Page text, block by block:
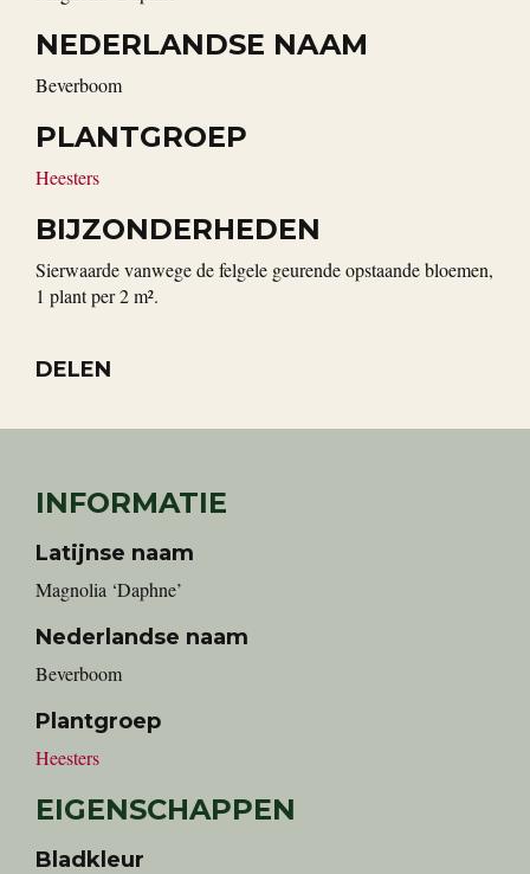
NEDERLANDSE NAAM
Beverboom
PLANTGROEP
Heesters
BIJZONDERHEDEN
Sierwaarde vanwege de felgele geurende opstaande bloemen,
1 plant per 2 m².
DELEN
INFORMATIE
Latijnse naam
Magnolia ‘Daphne’
Nederlandse naam
Beverboom
Plantgroep
Heesters
EIGENSCHAPPEN
Bladkleur